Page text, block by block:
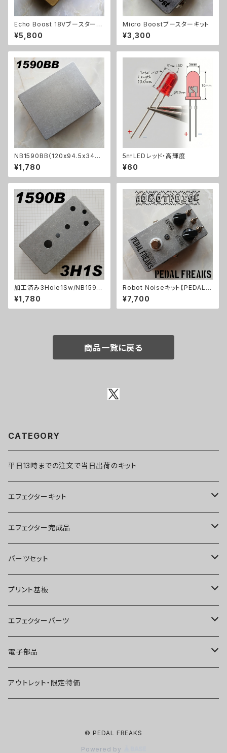
Echo Boost 18Vブースターキ
ット【BASIC KIT】
¥5,800
Micro Boostブースターキット
¥3,300
NB1590BB（120x94.5x34ｍ
ｍ）アルミダイキャストケース
¥1,780
5㎜LEDレッド・高輝度
¥60
加工済み3Hole1Sw/NB1590
B（112x61x32mm）アルミダイ
キャストケース
¥1,780
Robot Noiseキット【PEDAL F
REAKS】
¥7,700
商品一覧に戻る
CATEGORY
平日13時までの注文で当日出荷のキット
エフェクターキット
ブースター
オーバードライブ
ディストーション
ファズ
プリアンプ
空間系
エフェクター完成品
ブースター
オーバードライブ
ディストーション
ファズ
空間系
パーツセット
ブースター
オーバードライブ
ディストーション
ファズ
プリント基板
オーバードライブ
ディストーション
ファズ
エフェクターパーツ
スイッチ
ジャック
電子部品
IC
アウトレット・限定特価
© PEDAL FREAKS
Powered by